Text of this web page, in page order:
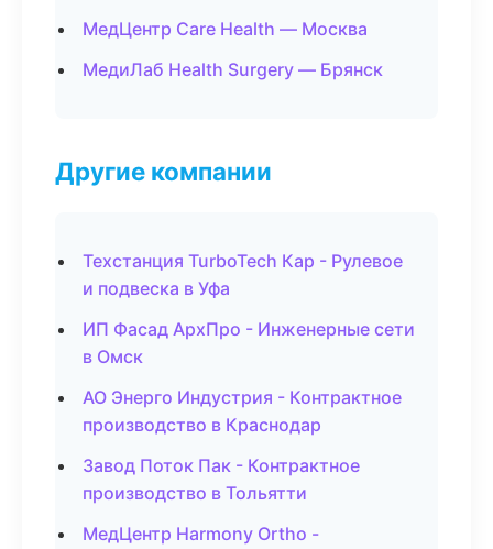
МедЦентр Care Health — Москва
МедиЛаб Health Surgery — Брянск
Другие компании
Техстанция TurboTech Кар - Рулевое
и подвеска в Уфа
ИП Фасад АрхПро - Инженерные сети
в Омск
АО Энерго Индустрия - Контрактное
производство в Краснодар
Завод Поток Пак - Контрактное
производство в Тольятти
МедЦентр Harmony Ortho -